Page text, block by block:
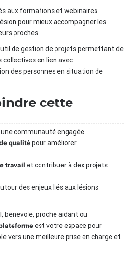
aux formations et webinaires
pour mieux accompagner les
proches.
de gestion de projets permettant de
collectives en lien avec
des personnes en situation de
cette
communauté engagée
qualitépour améliorer
travail et contribuer à des projets
des enjeux liés aux lésions
bénévole, proche aidant ou
est votre espace pour
vers une meilleure prise en charge et